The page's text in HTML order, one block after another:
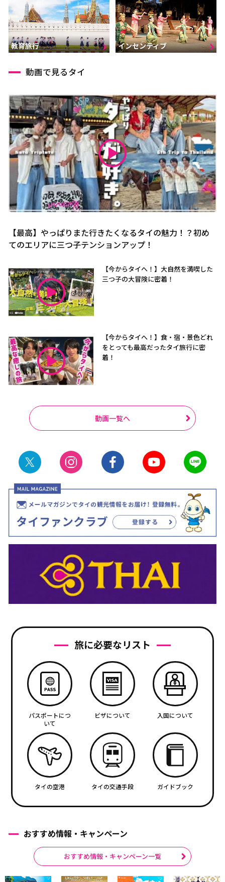
教育旅行 インセンティブ
動画で見るタイ
【最高】やっぱりまた行きたくなるタイの魅力！？初め
てのエリアに三つ子テンションアップ！
【今からタイへ！】大自然を満喫した
三つ子の大冒険に密着！
【今からタイへ！】食・宿・景色どれ
をとっても最高だったタイ旅行に密
着！
動画一覧へ
旅に必要なリスト
パスポートにつ
いて
ビザについて 入国について
タイの空港 タイの交通手段 ガイドブック
おすすめ情報・キャンペーン
おすすめ情報・キャンペーン一覧